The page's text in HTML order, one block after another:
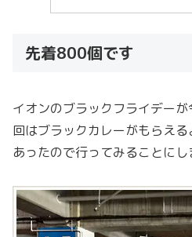
先着800個です
イオンのブラックフライデー
回はブラックカレーがもらえ
あったので行ってみることにし